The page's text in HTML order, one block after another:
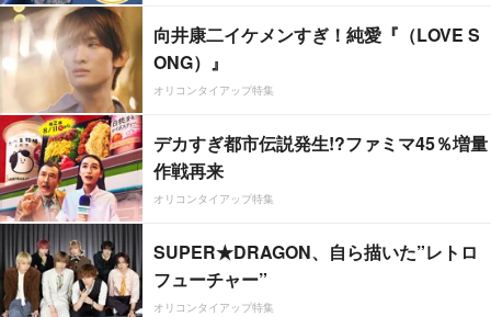
向井康二イケメンすぎ！純愛『（LOVE S
ONG）』
オリコンタイアップ特集
デカすぎ都市伝説発生!?ファミマ45％増量
作戦再来
オリコンタイアップ特集
SUPER★DRAGON、自ら描いた”レトロ
フューチャー”
オリコンタイアップ特集